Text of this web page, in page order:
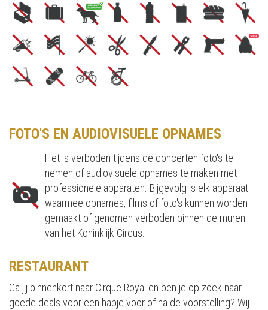
FOTO'S EN AUDIOVISUELE OPNAMES
Het is verboden tijdens de concerten foto's te
nemen of audiovisuele opnames te maken met
professionele apparaten. Bijgevolg is elk apparaat
waarmee opnames, films of foto's kunnen worden
gemaakt of genomen verboden binnen de muren
van het Koninklijk Circus.
RESTAURANT
Ga jij binnenkort naar Cirque Royal en ben je op zoek naar
goede deals voor een hapje voor of na de voorstelling? Wij